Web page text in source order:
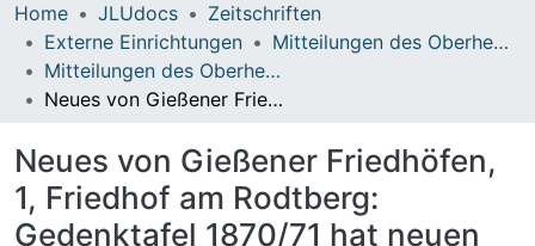
Home JLUdocs
Zeitschriften
Externe Einrichtungen
Mitteilungen des Oberhessischen Geschichtsvereins Gießen
Mitteilungen des Oberhessischen Geschichtsvereins Gießen Vol. 101 (2016)
Neues von Gießener Friedhöfen, 1, Friedhof am Rodtberg: Gedenktafel 1870/71 hat neuen Anbringungsort
Neues von Gießener Friedhöfen,
1, Friedhof am Rodtberg:
Gedenktafel 1870/71 hat neuen